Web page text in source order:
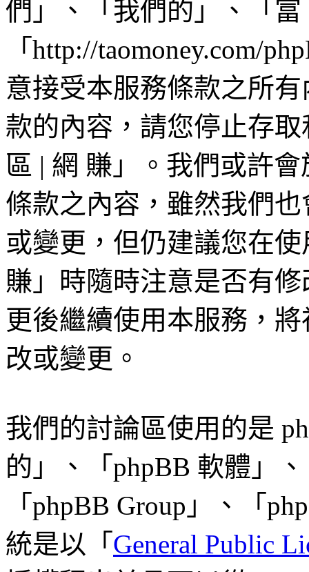
們」、「我們的」、「
「http://taomoney.com/
意接受本服務條款之所
款的內容，請您停止存
區 | 網 賺」。我們或許
條款之內容，雖然我們
或變更，但仍建議您在
賺」時隨時注意是否有
更後繼續使用本服務，
改或變更。
我們的討論區使用的是
的」、「phpBB 軟體」
「phpBB Group」、「
統是以「 General Public